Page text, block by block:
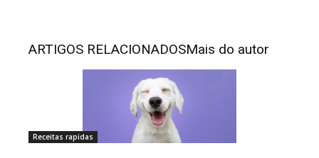
ARTIGOS RELACIONADOSMais do autor
Receitas rapidas